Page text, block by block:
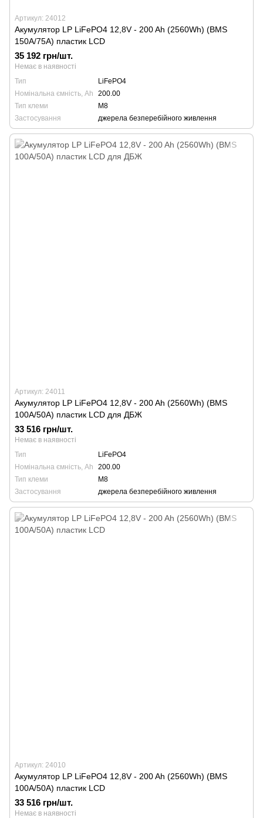
Артикул: 24012
Акумулятор LP LiFePO4 12,8V - 200 Ah (2560Wh) (BMS
150A/75А) пластик LCD
35 192 грн/шт.
Немає в наявності
Тип
LiFePO4
Номінальна ємність, Ah
200.00
Тип клеми
М8
Застосування
джерела безперебійного живлення
Артикул: 24011
Акумулятор LP LiFePO4 12,8V - 200 Ah (2560Wh) (BMS
100A/50А) пластик LCD для ДБЖ
33 516 грн/шт.
Немає в наявності
Тип
LiFePO4
Номінальна ємність, Ah
200.00
Тип клеми
М8
Застосування
джерела безперебійного живлення
Артикул: 24010
Акумулятор LP LiFePO4 12,8V - 200 Ah (2560Wh) (BMS
100A/50А) пластик LCD
33 516 грн/шт.
Немає в наявності